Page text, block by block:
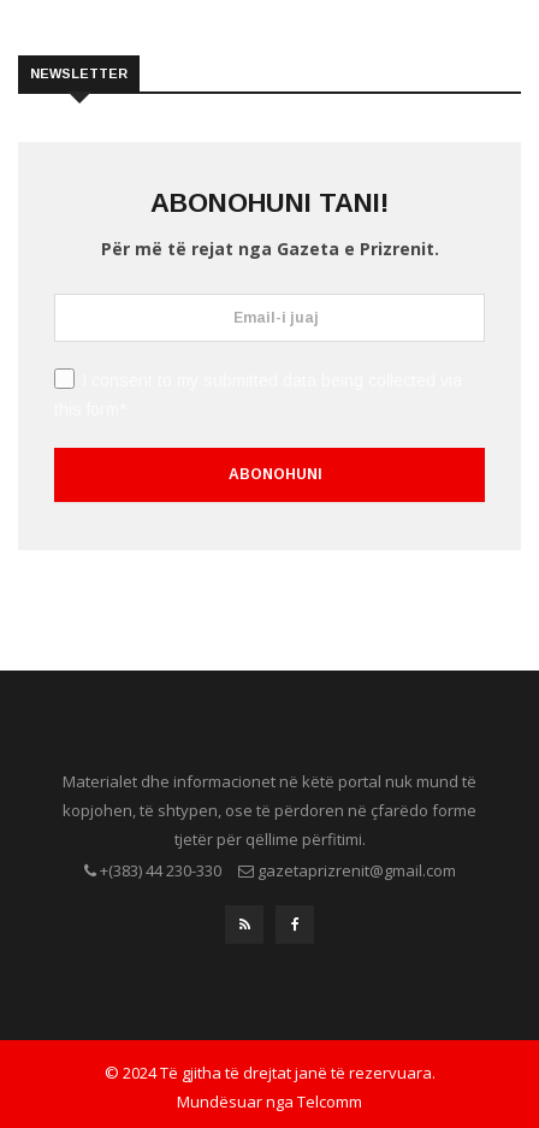
NEWSLETTER
ABONOHUNI TANI!
Për më të rejat nga Gazeta e Prizrenit.
Materialet dhe informacionet në këtë portal nuk mund të
kopjohen, të shtypen, ose të përdoren në çfarëdo forme
tjetër për qëllime përfitimi.
+(383) 44 230-330
gazetaprizrenit@gmail.com
© 2024 Të gjitha të drejtat janë të rezervuara.
Mundësuar nga Telcomm